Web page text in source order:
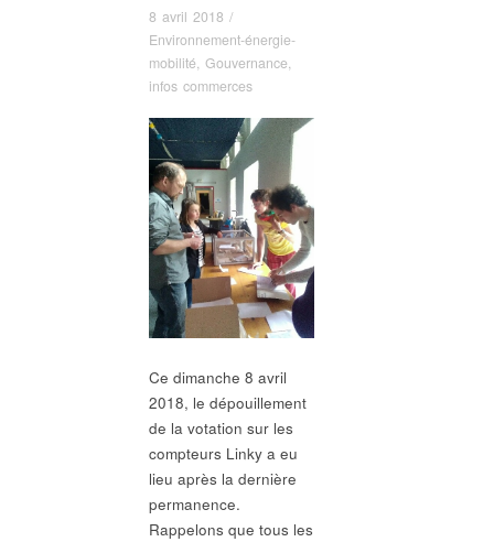
8 avril 2018 /
Environnement-énergie-
mobilité, Gouvernance,
infos commerces
Ce dimanche 8 avril
2018, le dépouillement
de la votation sur les
compteurs Linky a eu
lieu après la dernière
permanence.
Rappelons que tous les